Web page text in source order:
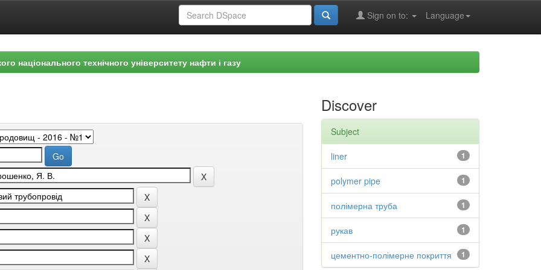
Language
Sign on to:
національного технічного університету нафти і газу
Discover
Subject
1
liner
1
polymer pipe
1
полімерна труба
1
рукав
1
цементно-полімерне покриття